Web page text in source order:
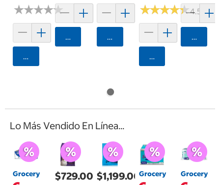
★★★★★
★★★★★
Agregar
Agregar Agregar
★★★★★
★★★★★4.5 (4)
Agregar
Lo Más Vendido En Línea...
Grocery $729.00 $1,199.00Grocery Grocery